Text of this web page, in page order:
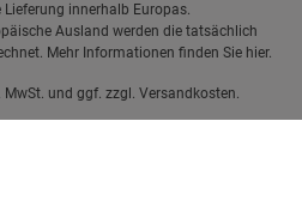
innerhalb Europas.
Ausland werden die tatsächlich
Mehr Informationen finden Sie hier.
MwSt. und ggf. zzgl. Versandkosten.